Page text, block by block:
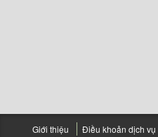
Giới thiệu Điều khoản dịch vụ